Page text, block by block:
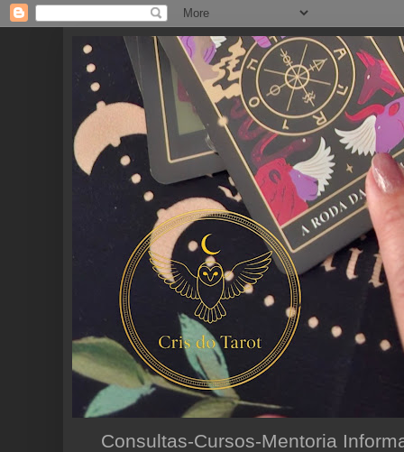
Consultas-Cursos-Mentoria